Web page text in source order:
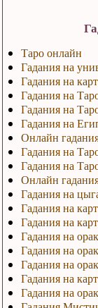
Таро онлайн
Гадания на
Гадания на
Гадания на
Гадания на
Гадания на
Онлайн
Гадания на
Гадания на
Онлайн
Гадания на
Гадания на
Гадания на
Гадания на
Гадания на
Гадания на
Гадания на
Гадания на